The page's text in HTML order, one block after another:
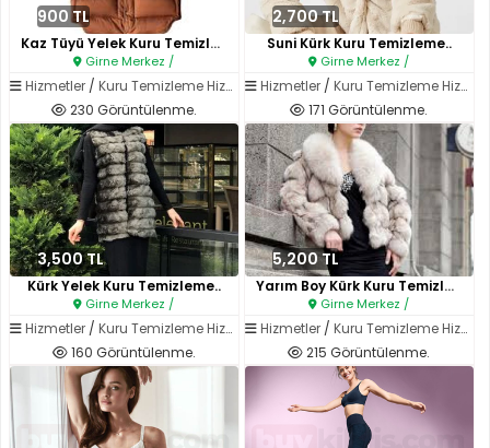
900 TL
Kaz Tüyü Yelek Kuru Temizleme..
Girne Merkez /
Hizmetler / Kuru Temizleme Hizmetleri
230 Görüntülenme.
2,700 TL
Suni Kürk Kuru Temizleme..
Girne Merkez /
Hizmetler/ Kuru Temizleme Hizmetleri
171 Görüntülenme.
3,500 TL
Kürk Yelek Kuru Temizleme..
Girne Merkez /
Hizmetler / Kuru Temizleme Hizmetleri
160 Görüntülenme.
5,200 TL
Yarım Boy Kürk Kuru Temizleme..
Girne Merkez /
Hizmetler/ Kuru Temizleme Hizmetleri
215 Görüntülenme.